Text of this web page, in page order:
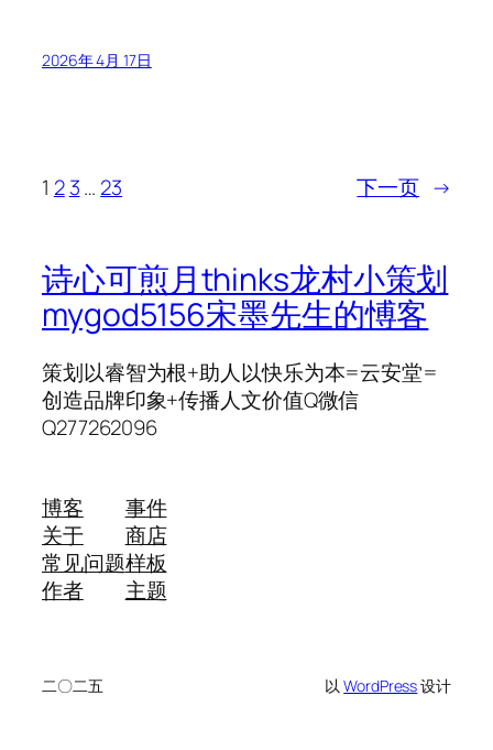
2026年 4月 17日
1 2 3… 23 下一页 →
诗心可煎月thinks龙村小策划
mygod5156宋墨先生的愽客
策划以睿智为根+助人以快乐为本=云安堂=
创造品牌印象+传播人文价值Q微信
Q277262096
博客
关于
常见问题
作者
事件
商店
样板
主题
二〇二五 以WordPress设计